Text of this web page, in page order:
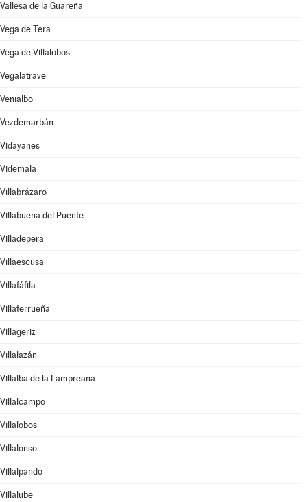
Vallesa de la Guareña
Vega de Tera
Vega de Villalobos
Vegalatrave
Venialbo
Vezdemarbán
Vidayanes
Videmala
Villabrázaro
Villabuena del Puente
Villadepera
Villaescusa
Villafáfila
Villaferrueña
Villageriz
Villalazán
Villalba de la Lampreana
Villalcampo
Villalobos
Villalonso
Villalpando
Villalube